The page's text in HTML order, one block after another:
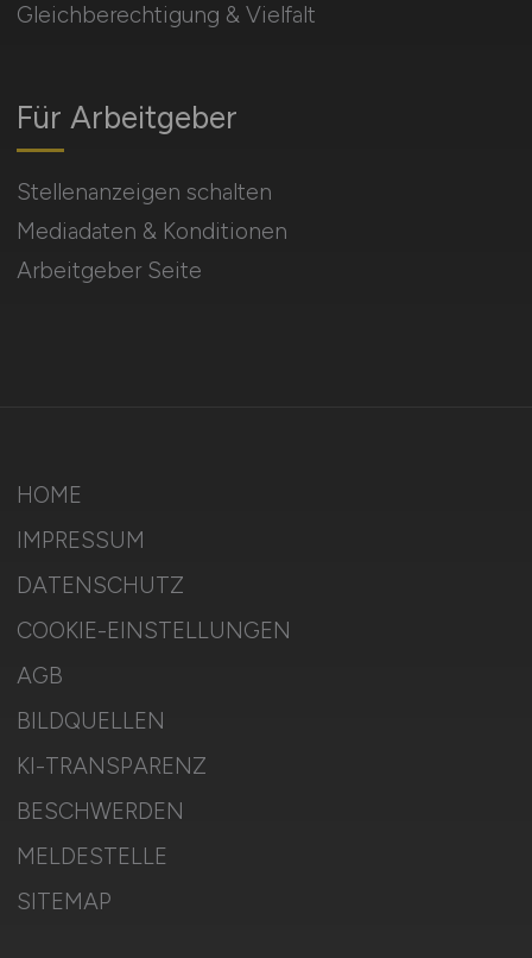
Gleichberechtigung & Vielfalt
Für Arbeitgeber
Stellenanzeigen schalten
Mediadaten & Konditionen
Arbeitgeber Seite
HOME
IMPRESSUM
DATENSCHUTZ
COOKIE-EINSTELLUNGEN
AGB
BILDQUELLEN
KI-TRANSPARENZ
BESCHWERDEN
MELDESTELLE
SITEMAP